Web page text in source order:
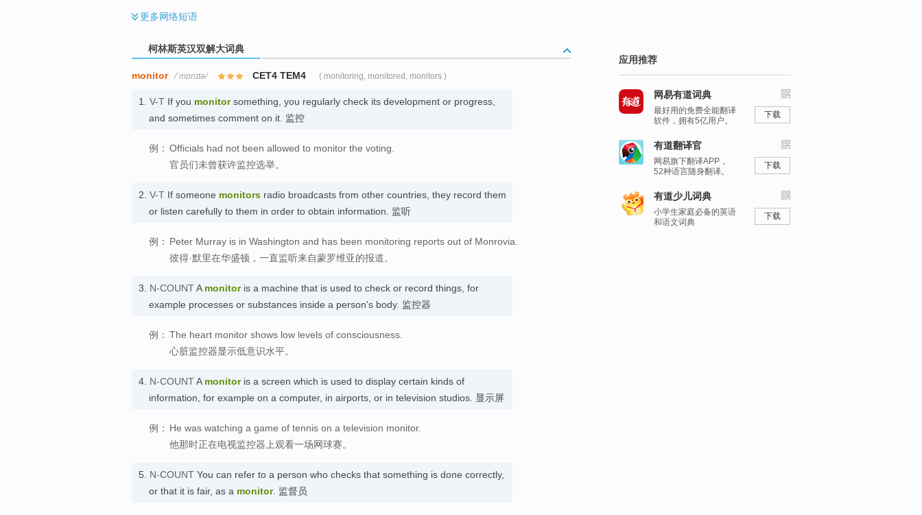
更多网络短语
柯林斯英汉双解大词典
monitor /ˈmɒnɪtə/ CET4 TEM4 ( monitoring, monitored, monitors )
1. V-T If you monitorsomething, you regularly check its development or progress,
and sometimes comment on it. 监控
例： Officials had not been allowed to monitor the voting.
官员们未曾获许监控选举。
2. V-T If someone monitors radio broadcasts from other countries, they record them
or listen carefully to them in order to obtain information. 监听
例： Peter Murray is in Washington and has been monitoring reports out of Monrovia.
彼得·默里在华盛顿，一直监听来自蒙罗维亚的报道。
3. N-COUNTA monitoris a machine that is used to check or record things, for
example processes or substances inside a person's body. 监控器
例： The heart monitor shows low levels of consciousness.
心脏监控器显示低意识水平。
4. N-COUNTA monitoris a screen which is used to display certain kinds of
information, for example on a computer, in airports, or in television studios. 显示屏
例： He was watching a game of tennis on a television monitor.
他那时正在电视监控器上观看一场网球赛。
5. N-COUNT You can refer to a person who checks that something is done correctly,
or that it is fair, as a monitor. 监督员
应用推荐